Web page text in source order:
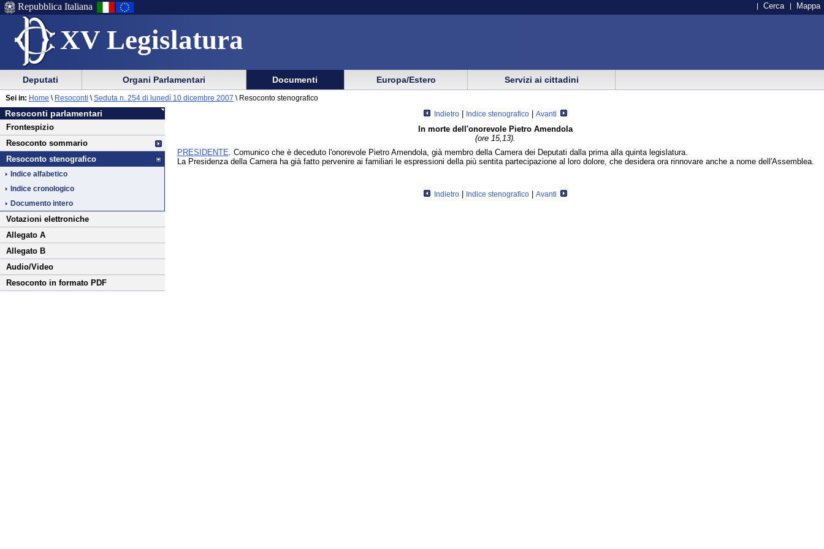
XV Legislatura
Menu
di
ausilio
alla
navigazione
Menu
di
navigazione
principale
Repubblica Italiana Cerca Mappa
Menu
di
navigazione
principale
menu
di
sezione
Deputati Organi Parlamentari Documenti Europa/Estero Servizi ai cittadini
Vai
al
contenuto
Resoconti parlamentari
Frontespizio
Resoconto sommario
Resoconto stenografico
Indice alfabetico
Indice cronologico
Documento intero
Votazioni elettroniche
Allegato A
Allegato B
Audio/Video
Resoconto in formato PDF
Sei in: Home \ Resoconti \ Seduta n. 254 di lunedì 10 dicembre 2007 \ Resoconto stenografico
Indietro | Indice stenografico |Avanti
In morte dell'onorevole Pietro Amendola
(ore 15,13).
PRESIDENTE . Comunico che è deceduto l'onorevole Pietro Amendola, già membro della Camera dei Deputati dalla prima alla quinta legislatura.
La Presidenza della Camera ha già fatto pervenire ai familiari le espressioni della più sentita partecipazione al loro dolore, che desidera ora rinnovare anche a nome dell'Assemblea.
Indietro | Indice stenografico |Avanti